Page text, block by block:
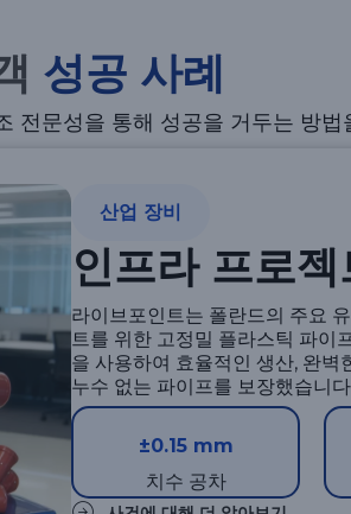
성공 사례
전문성을 통해 성공을 거두는 방법
산업 장비
인프라 프로
라이브포인트는 폴란드의 주요
트를 위한 고정밀 플라스틱 파이
을 사용하여 효율적인 생산, 완
누수 없는 파이프를 보장했습니
±0.15 mm
치수 공차